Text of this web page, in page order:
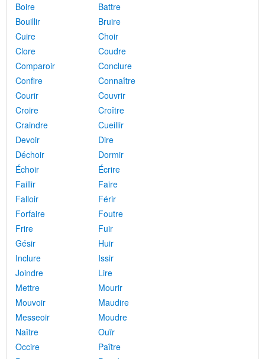
Boire
Battre
Bouillir
Bruire
Cuire
Choir
Clore
Coudre
Comparoir
Conclure
Confire
Connaître
Courir
Couvrir
Croire
Croître
Craindre
Cueillir
Devoir
Dire
Déchoir
Dormir
Échoir
Écrire
Faillir
Faire
Falloir
Férir
Forfaire
Foutre
Frire
Fuir
Gésir
Huir
Inclure
Issir
Joindre
Lire
Mettre
Mourir
Mouvoir
Maudire
Messeoir
Moudre
Naître
Ouïr
Occire
Paître